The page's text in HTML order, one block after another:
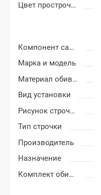
Цвет прострочки
Компонент салона
Марка и модель
Материал обивки
Вид установки
Рисунок строчки
Тип строчки
Производитель
Назначение
Комплект обивки